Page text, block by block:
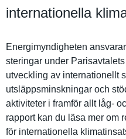
internationella
Energimynd­igheten
steringar under Parisavtal­ets
utveckling av internatio­nellt
utsläppsmi­nskningar och
aktivitete­r i framför allt låg-
rapport kan du läsa mer om
för internatio­nella